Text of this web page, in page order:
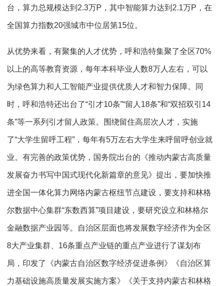
台，算力总规模达到2.3万P，其中智能算力达到2.1万P，在
全国算力指数20强城市中位居第15位。
从优势来看，有聚集的人才优势，呼和浩特集聚了全区70%
以上的高等教育资源，每年本科毕业人数8万人左右，可以
为绿色算力和人工智能产业提供优质人才和智力保障。同
时，呼和浩特还出台了“引才10条”“留人18条”和“双招双引14
条”等一系列引才留人政策。围绕留住高层次人才，实施
了“大学生留呼工程”，每年有5万左右大学生来呼留呼创业就
业。有完善的政策优势，国务院出台的《推动内蒙古高质量
发展奋力书写中国式现代化新篇章的意见》提出，要加快推
进全国一体化算力网络内蒙古枢纽节点建设，要支持和林格
尔数据中心集群“东数西算”项目建设，要研究设立和林格尔
金融数据产业园等。自治区层面也将发展数字经济作为全区
8大产业集群、16条重点产业链的重点产业进行了谋划布
局，印发了《内蒙古自治区数字经济促进条例》《自治区算
力基础设施高质量发展实施方案》《关于支持内蒙古和林格